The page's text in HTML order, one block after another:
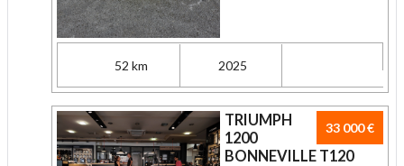
52 km 2025
33 000 €
TRIUMPH
1200
BONNEVILLE T120